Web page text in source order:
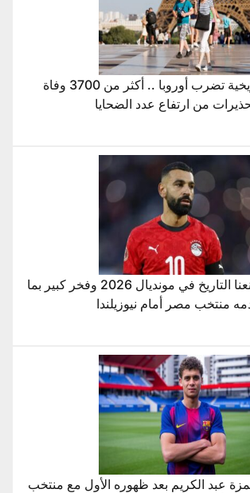
موجة حر تاريخية تضرب أوروبا .. أكثر من 3700 وفاة
من ارتفاع عدد الضحايا
محمد صلاح: صنعنا التاريخ في مونديال 2026 وفخر كبير بما
منتخب مصر أمام نيوزيلندا
عبد الكريم بعد ظهوره الأول مع منتخب